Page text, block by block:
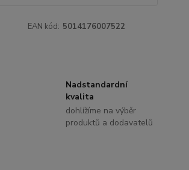
EAN kód: 5014176007522
Nadstandardní
kvalita
dohlížíme na výběr
produktů a dodavatelů